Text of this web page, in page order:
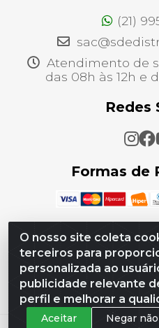
O nosso site coleta
terceiros para
personalizada ao
publicidade relevante
perfil e melhorar a
Aceitar Negar
(21)
Atendimento de
das 08h às 12h e
Redes
Formas de
SDE Distribuidora -
Estrada Do Tingui,
Janeiro/RJ -